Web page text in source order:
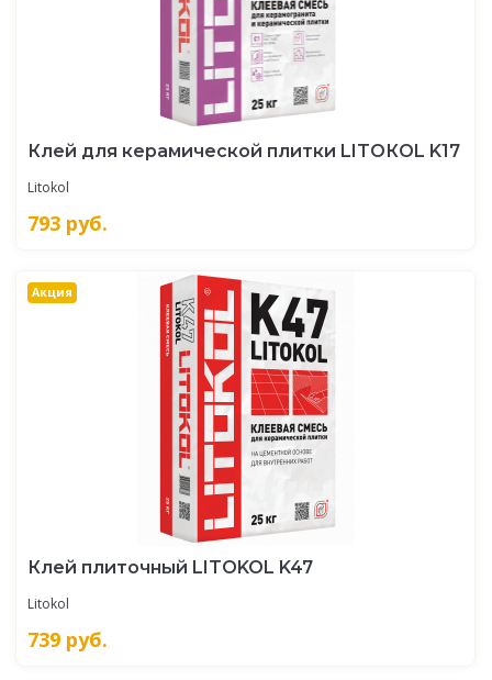
Клей для керамической плитки LITOКOL K17
Litokol
793 руб.
Акция
Клей плиточный LITOKOL K47
Litokol
739 руб.